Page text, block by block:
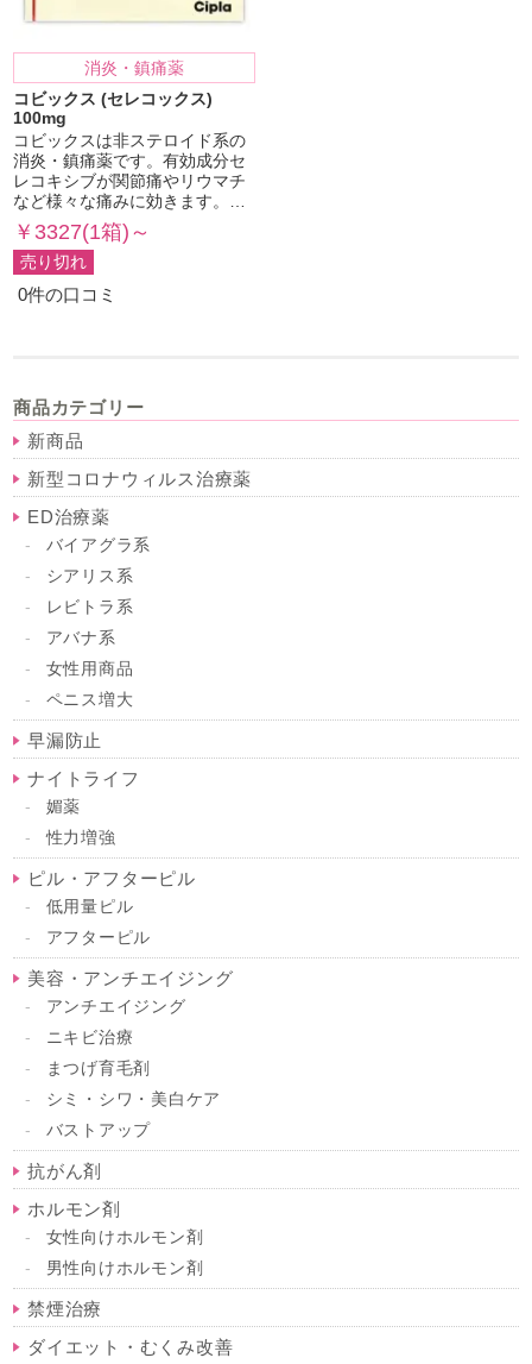
消炎・鎮痛薬
コビックス (セレコックス)
100mg
コビックスは非ステロイド系の
消炎・鎮痛薬です。有効成分セ
レコキシブが関節痛やリウマチ
など様々な痛みに効きます。…
￥3327(1箱)～
売り切れ
0件の口コミ
商品カテゴリー
新商品
新型コロナウィルス治療薬
ED治療薬
バイアグラ系
シアリス系
レビトラ系
アバナ系
女性用商品
ペニス増大
早漏防止
ナイトライフ
媚薬
性力増強
ピル・アフターピル
低用量ピル
アフターピル
美容・アンチエイジング
アンチエイジング
ニキビ治療
まつげ育毛剤
シミ・シワ・美白ケア
バストアップ
抗がん剤
ホルモン剤
女性向けホルモン剤
男性向けホルモン剤
禁煙治療
ダイエット・むくみ改善